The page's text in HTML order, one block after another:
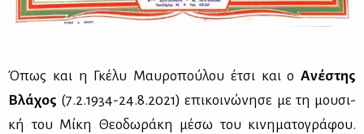
Όπως και η Γκέ­λυ Μαυ­ρο­πού­λου έτσι και ο Ανέ­στης
Βλά­χος (7.2.1934-24.8.2021) επι­κοι­νώ­νη­σε με τη μου­σι­
κή του Μί­κη Θε­ο­δω­ρά­κη μέ­σω του κι­νη­μα­το­γρά­φου.